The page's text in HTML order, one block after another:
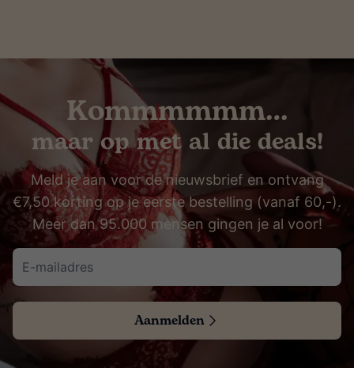
Kommmmmm…
maar op met al die deals!
Meld je aan voor de nieuwsbrief en ontvang
€7,50 korting op je eerste bestelling (vanaf 60,-).
Meer dan 95.000 mensen gingen je al voor!
Aanmelden